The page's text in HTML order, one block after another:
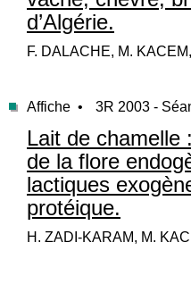
d’Algérie.
F. DALACHE, M.
Affiche • 3R 2003 -
Lait de chamelle
de la flore
lactiques
protéique.
H. ZADI-KARAM, M.